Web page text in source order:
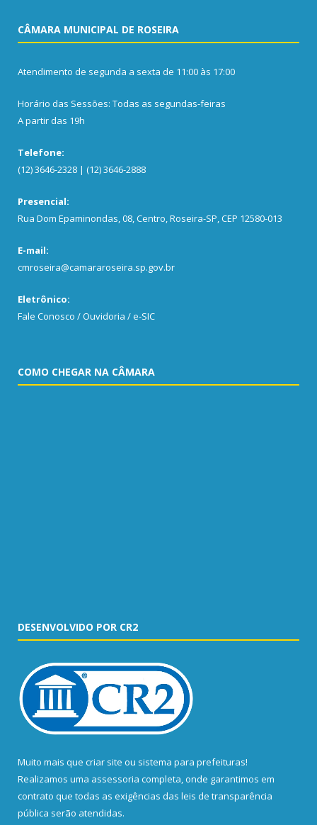
CÂMARA MUNICIPAL DE ROSEIRA
Atendimento de segunda a sexta de 11:00 às 17:00
Horário das Sessões: Todas as segundas-feiras
A partir das 19h
Telefone:
(12) 3646-2328 | (12) 3646-2888
Presencial:
Rua Dom Epaminondas, 08, Centro, Roseira-SP, CEP 12580-013
E-mail:
cmroseira@camararoseira.sp.gov.br
Eletrônico:
Fale Conosco / Ouvidoria / e-SIC
COMO CHEGAR NA CÂMARA
DESENVOLVIDO POR CR2
Muito mais que criar site ou sistema para prefeituras!
Realizamos uma assessoria completa, onde garantimos em
contrato que todas as exigências das leis de transparência
pública serão atendidas.